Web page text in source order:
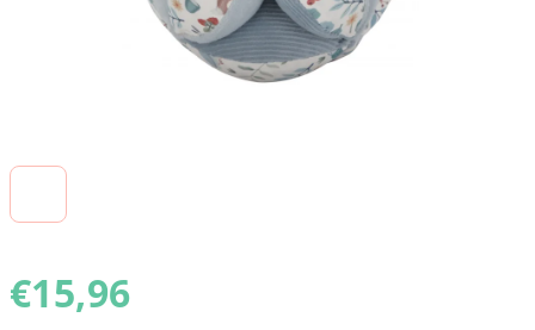
€15,96